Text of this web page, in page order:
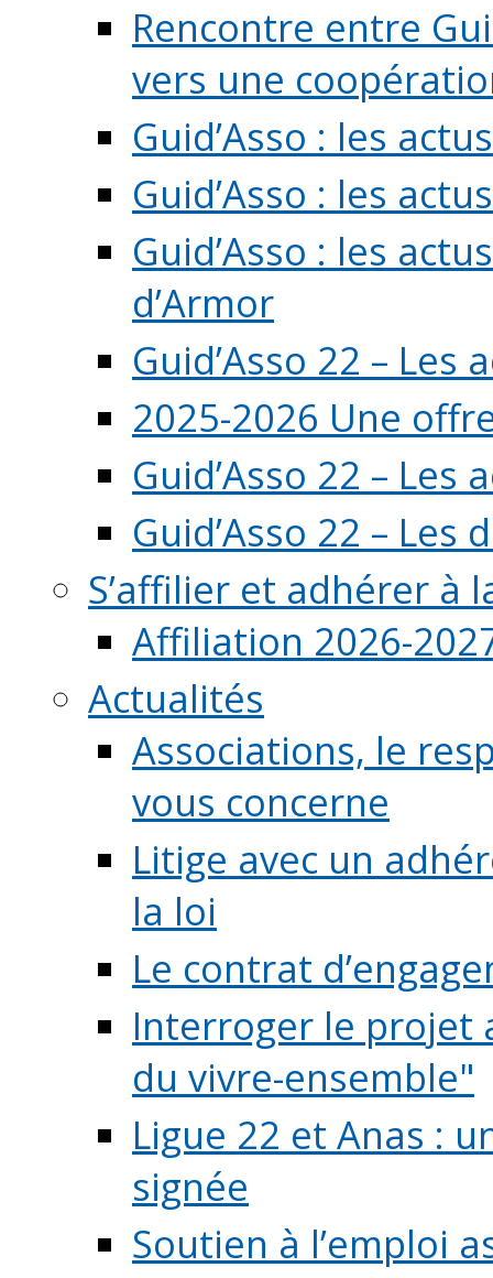
Rencontre entre
vers une
Guid’Asso : les
Guid’Asso : les
Guid’Asso : les
d’Armor
Guid’Asso 22 – Les
2025-2026 Une
Guid’Asso 22 –
Guid’Asso 22 – Les
S’affilier et adhérer à
Affiliation 2026-
Actualités
Associations, le
vous concerne
Litige avec un
la loi
Le contrat
Interroger le projet
du vivre-ensemble"
Ligue 22 et Anas :
signée
Soutien à l’emploi